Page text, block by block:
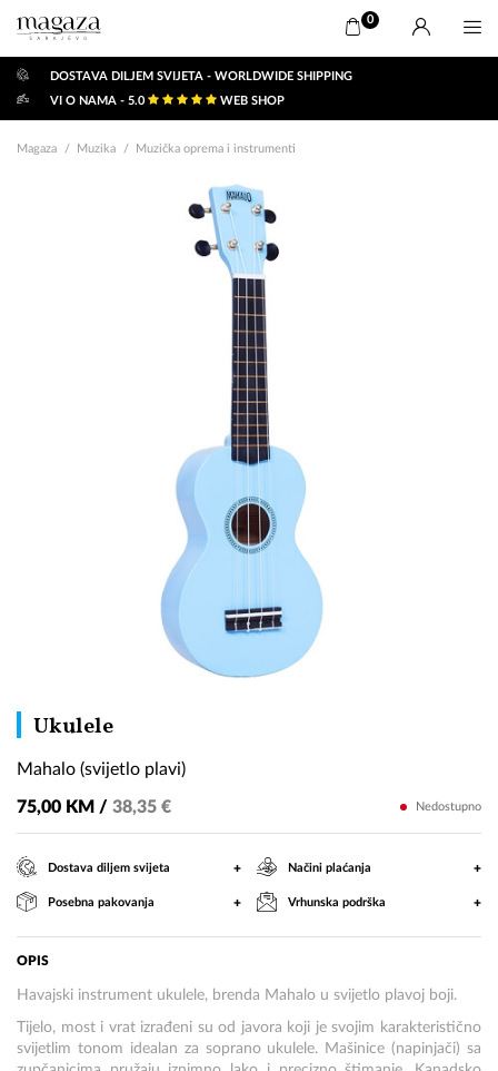
0
DOSTAVA DILJEM SVIJETA - WORLDWIDE SHIPPING
VI O NAMA - 5.0
WEB SHOP
Magaza Muzika Muzička oprema i instrumenti
UkuleleMahalo
(svijetlo
plavi)
Mahalo (svijetlo plavi)
75,00 KM / 38,35 € Nedostupno
Dostava diljem svijeta + Načini plaćanja +
Posebna pakovanja + Vrhunska podrška +
OPIS
Havajski instrument ukulele, brenda Mahalo u svijetlo plavoj boji.
Tijelo, most i vrat izrađeni su od javora koji je svojim karakteristično
svijetlim tonom idealan za soprano ukulele. Mašinice (napinjači) sa